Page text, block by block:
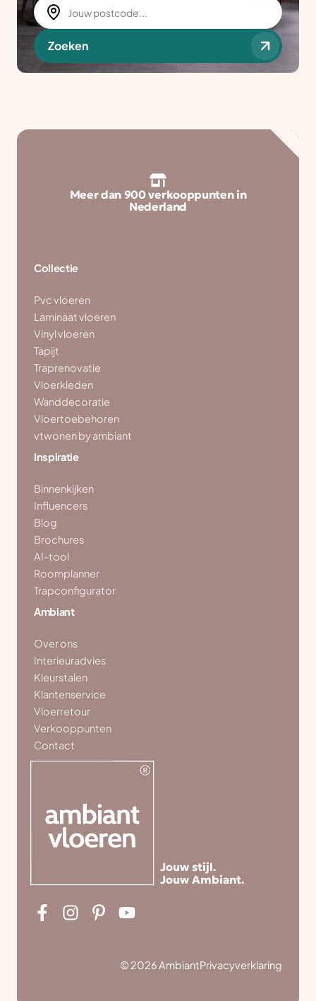
Zoeken
Meer dan 900 verkooppunten in
Nederland
Collectie
Pvc vloeren
Laminaat vloeren
Vinyl vloeren
Tapijt
Traprenovatie
Vloerkleden
Wanddecoratie
Vloertoebehoren
vtwonen by ambiant
Inspiratie
Binnenkijken
Influencers
Blog
Brochures
AI-tool
Roomplanner
Trapconfigurator
Ambiant
Over ons
Interieuradvies
Kleurstalen
Klantenservice
Vloerretour
Verkooppunten
Contact
Jouw stijl.
Jouw Ambiant.
© 2026 AmbiantPrivacyverklaring